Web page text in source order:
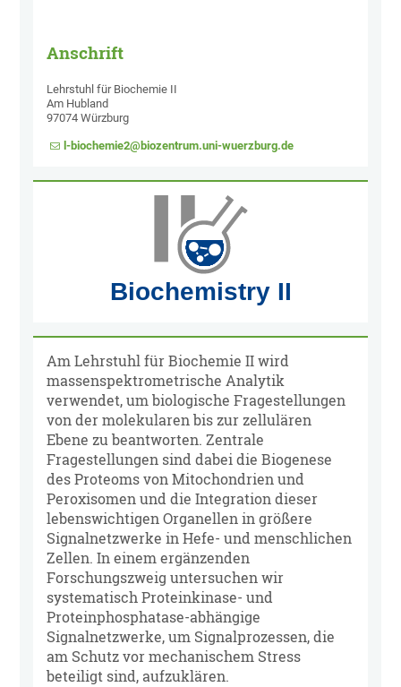
Anschrift
Lehrstuhl für Biochemie II
Am Hubland
97074 Würzburg
l-biochemie2@biozentrum.uni-wuerzburg.de
Am Lehrstuhl für Biochemie II wird
massenspektrometrische Analytik
verwendet, um biologische Fragestellungen
von der molekularen bis zur zellulären
Ebene zu beantworten. Zentrale
Fragestellungen sind dabei die Biogenese
des Proteoms von Mitochondrien und
Peroxisomen und die Integration dieser
lebenswichtigen Organellen in größere
Signalnetzwerke in Hefe- und menschlichen
Zellen. In einem ergänzenden
Forschungszweig untersuchen wir
systematisch Proteinkinase- und
Proteinphosphatase-abhängige
Signalnetzwerke, um Signalprozessen, die
am Schutz vor mechanischem Stress
beteiligt sind, aufzuklären.